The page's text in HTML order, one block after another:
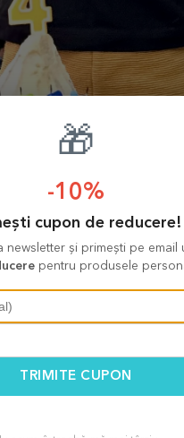
🎁
-10%
cupon de reducere!
newsletter și primești pe email
pentru produsele
TRIMITE CUPON